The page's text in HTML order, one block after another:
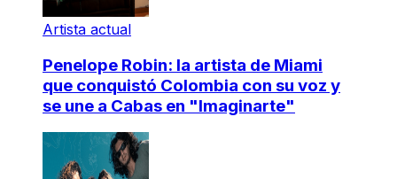
Artista actual
Penelope Robin: la artista de Miami
que conquistó Colombia con su voz y
se une a Cabas en "Imaginarte"